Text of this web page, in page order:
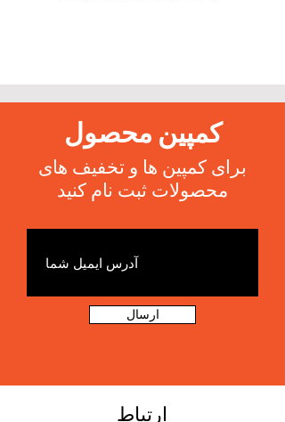
کمپین محصول
برای کمپین ها و تخفیف های
محصولات ثبت نام کنید
ارسال
ارتباط